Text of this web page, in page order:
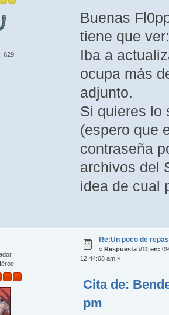
629
Buenas
tiene que ver:
Iba a
ocupa más
adjunto.
Si quieres lo
(espero que
contraseña
archivos del
idea de
Re:Un poco de
« Respuesta #11 en:
12:44:08 am »
Cita de:
pm